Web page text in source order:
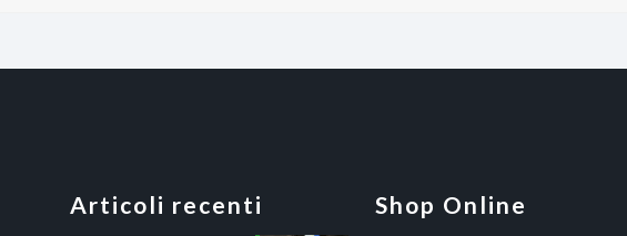
Articoli recenti Shop Online